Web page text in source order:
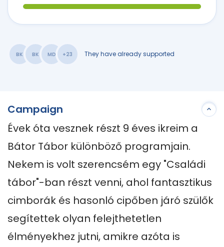
BK BK MD +23 They have already supported
Campaign
Évek óta vesznek részt 9 éves ikreim a
Bátor Tábor különböző programjain.
Nekem is volt szerencsém egy "Családi
tábor"-ban részt venni, ahol fantasztikus
cimborák és hasonló cipőben járó szülők
segítettek olyan felejthetetlen
élményekhez jutni, amikre azóta is